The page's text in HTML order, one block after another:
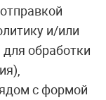
и/или
обработки
с формой